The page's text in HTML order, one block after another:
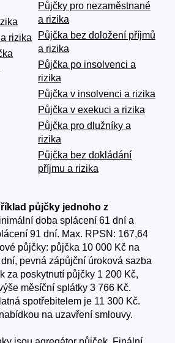
rizika
Půjčky pro nezaměstnané
a rizika
Půjčka bez doložení příjmů
a rizika
Půjčka po insolvenci a
rizika
Půjčka v insolvenci a rizika
Půjčka v exekuci a rizika
Půjčka pro dlužníky a
rizika
Půjčka bez dokládání
příjmu a rizika
půjčky jednoho z
doba splácení 61 dní a
91 dní. Max. RPSN: 167,64
půjčky: půjčka 10 000 Kč na
pevná zápůjční úroková sazba
za poskytnutí půjčky 1 200 Kč,
měsíční splátky 3 766 Kč.
spotřebitelem je 11 300 Kč.
na uzavření smlouvy.